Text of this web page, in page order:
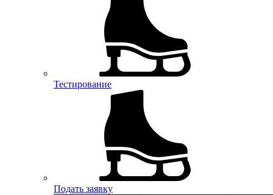
Тестирование
Подать заявку